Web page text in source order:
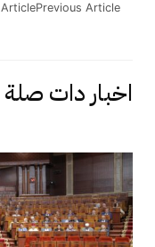
Previous Article
اخبار دات